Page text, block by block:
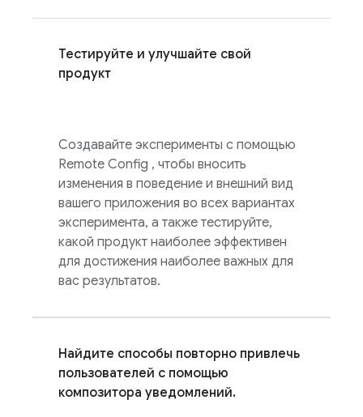
Тестируйте и улучшайте свой
продукт
Создавайте эксперименты с помощью
Remote Config , чтобы вносить
изменения в поведение и внешний вид
вашего приложения во всех вариантах
эксперимента, а также тестируйте,
какой продукт наиболее эффективен
для достижения наиболее важных для
вас результатов.
Найдите способы повторно привлечь
пользователей с помощью
композитора уведомлений.